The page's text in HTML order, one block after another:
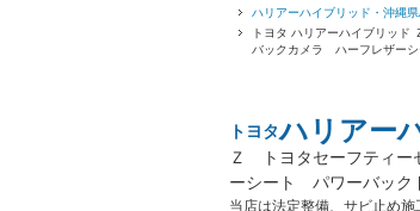
ハリアーハイブリッド・沖縄
トヨタ ハリアーハイブリッ
バックカメラ ハーフレザー
トヨタハリアー
Ｚ トヨタセーフティ
ーシート パワーバック
当店は法定整備、サビ止め